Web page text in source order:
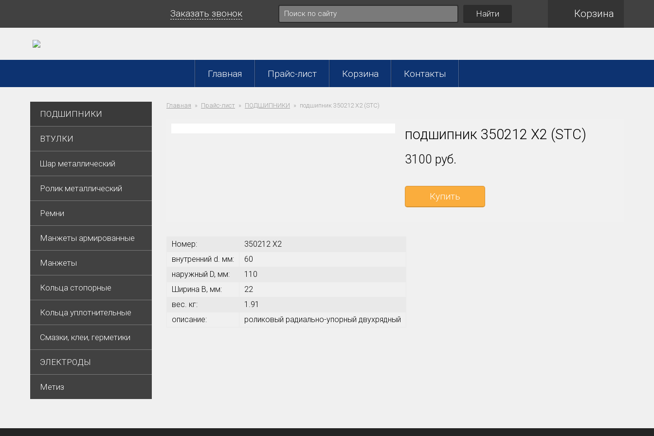
Заказать звонок Найти Корзина
Главная Прайс-лист Корзина Контакты
ПОДШИПНИКИ
ВТУЛКИ
Шар металлический
Ролик металлический
Ремни
Манжеты армированные
Манжеты
Кольца стопорные
Кольца уплотнительные
Смазки, клеи, герметики
ЭЛЕКТРОДЫ
Метиз
Главная Прайс-лист ПОДШИПНИКИ подшипник 350212 X2 (STC)
подшипник 350212 X2 (STC)
3100 руб.
Купить
Номер:
350212 X2
внутренний d. мм:
60
наружный D, мм:
110
Ширина В, мм:
22
вес. кг:
1.91
описание:
роликовый радиально-упорный двухрядный